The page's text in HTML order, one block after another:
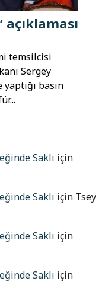
temsilcisi
Sergey
basın
Saklı için
Saklı için Tsey
Saklı için
Saklı için